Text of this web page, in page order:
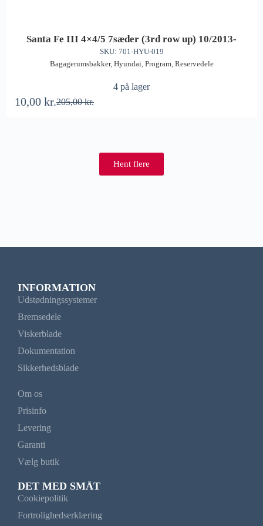
Santa Fe III 4×4/5 7sæder (3rd row up) 10/2013-
SKU: 701-HYU-019
Bagagerumsbakker, Hyundai, Program, Reservedele
4 på lager
205,00kr.
10,00 kr.
Hent flere
INFORMATION
Udstødningssystemer
Bremsedele
Viskerblade
Dokumentation
Sikkerhedsblade
Om os
Prisinfo
Levering
Garanti
Vælg butik
DET MED SMÅT
Cookiepolitik
Fortrolighedserklæring